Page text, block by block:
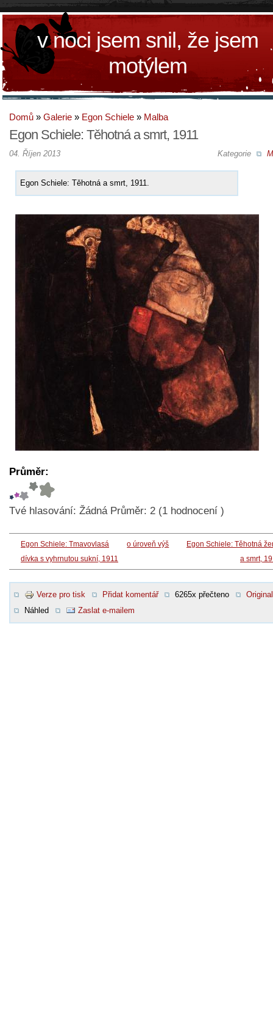
v noci jsem snil, že jsem
motýlem
Domů » Galerie » Egon Schiele » Malba
Egon Schiele: Těhotná a smrt, 1911
Kategorie
04. Říjen 2013
Egon Schiele: Těhotná a smrt, 1911.
Průměr:
Tvé hlasování: Žádná Průměr: 2 (1 hodnocení )
Egon Schiele: Tmavovlasá
dívka s vyhrnutou sukní, 1911
o úroveň výš
Egon Schiele: Těhotná
a smrt,
Verze pro tisk Přidat komentář 6265x přečteno
Original
Náhled
Zaslat e-mailem